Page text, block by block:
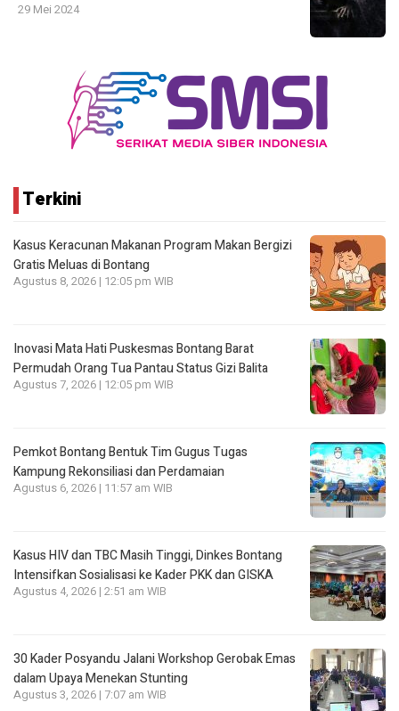
29 Mei 2024
Terkini
Kasus Keracunan Makanan Program Makan Bergizi
Gratis Meluas di Bontang
Agustus 8, 2026 | 12:05 pm WIB
Inovasi Mata Hati Puskesmas Bontang Barat
Permudah Orang Tua Pantau Status Gizi Balita
Agustus 7, 2026 | 12:05 pm WIB
Pemkot Bontang Bentuk Tim Gugus Tugas
Kampung Rekonsiliasi dan Perdamaian
Agustus 6, 2026 | 11:57 am WIB
Kasus HIV dan TBC Masih Tinggi, Dinkes Bontang
Intensifkan Sosialisasi ke Kader PKK dan GISKA
Agustus 4, 2026 | 2:51 am WIB
30 Kader Posyandu Jalani Workshop Gerobak Emas
dalam Upaya Menekan Stunting
Agustus 3, 2026 | 7:07 am WIB